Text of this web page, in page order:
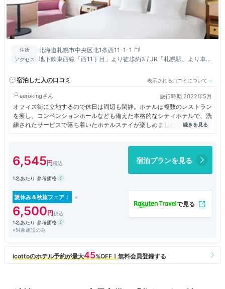
住所 北海道札幌市中央区北1条西11-1-1
アクセス
地下鉄東西線「西11丁目」より徒歩約3 / JR「札幌駅」より車約
宿泊した人の口コミ
表示される口コミについて
aeroking 旅行時期 2022年5月
オフィス街に立地するので休日は周辺も閑静。ホテルは複数のレストラン
を擁し、コンベンションホールなども備えた本格的なシティホテルで、洗
練されたサービスで落ち着いたホテルステイが楽しめました。ホテル裏手
からは新千歳空港行きのリムジンバスも発着しており、傘なしで空港まで
6,545 宿泊プランを見る
1名あたり 参考価格
夏休み＆秋旅フェア！
6,500
1名あたり 参考価格
※対象施設のみ